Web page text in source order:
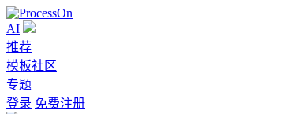
AI
推荐
模板社区
专题
登录 免费注册